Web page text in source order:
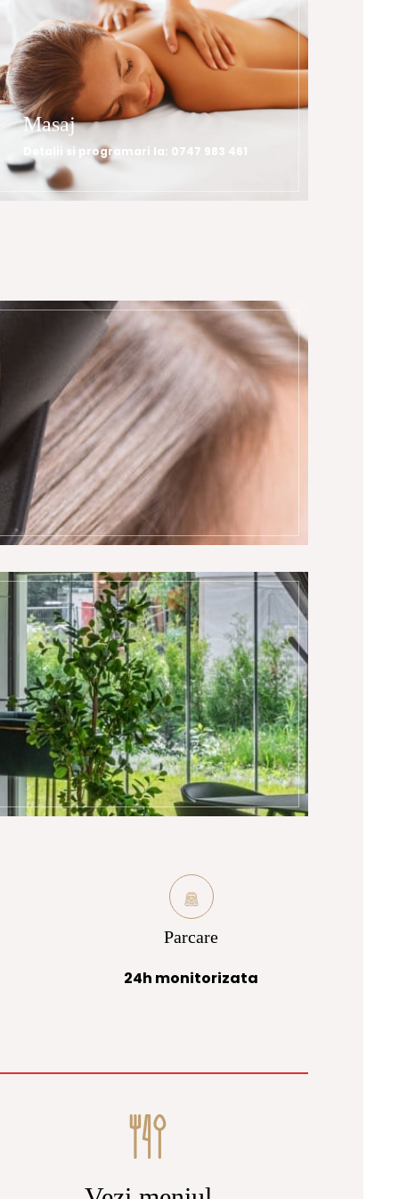
Masaj
Detalii si programari la: 0747 983 461
Parcare
24h monitorizata